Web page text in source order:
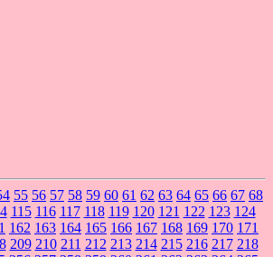
55 56 57 58 59 60 61 62 63 64 65 66 67 68
115 116 117 118 119 120 121 122 123 124
162 163 164 165 166 167 168 169 170 171
209 210 211 212 213 214 215 216 217 218